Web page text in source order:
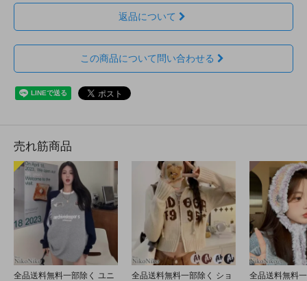
返品について
この商品について問い合わせる
売れ筋商品
全品送料無料一部除く ユニ
全品送料無料一部除く ショ
全品送料無料